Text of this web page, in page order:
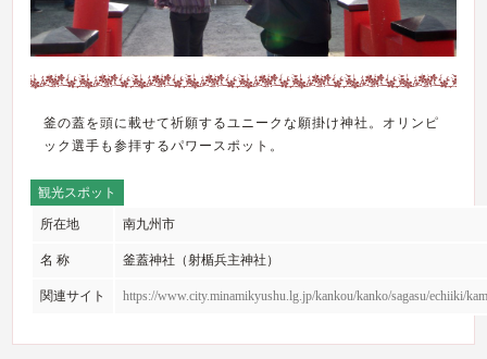
釜の蓋を頭に載せて祈願するユニークな願掛け神社。オリンピ
ック選手も参拝するパワースポット。
観光スポット
所在地 南九州市
名 称 釜蓋神社（射楯兵主神社）
関連サイト https://www.city.minamikyushu.lg.jp/kankou/kanko/sagasu/echiiki/